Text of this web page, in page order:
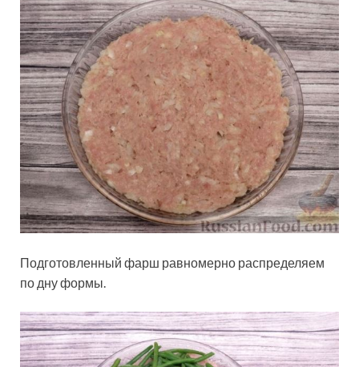
Подготовленный фарш равномерно распределяем
по дну формы.